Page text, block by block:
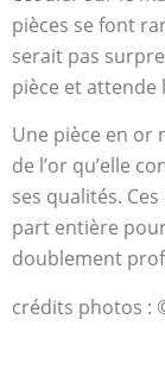
pièces se font
serait pas
pièce et
Une pièce en or
de l’or qu’elle
ses qualités.
part entière
doublement
crédits photos :